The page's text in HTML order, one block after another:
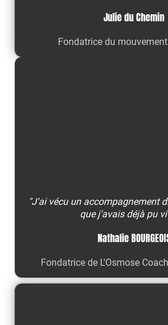
Julie du Chemin
Fondatrice du
"J'ai vécu un accompagnement
que j'avais déjà pu
Nathalie
Fondatrice de L'Osmose